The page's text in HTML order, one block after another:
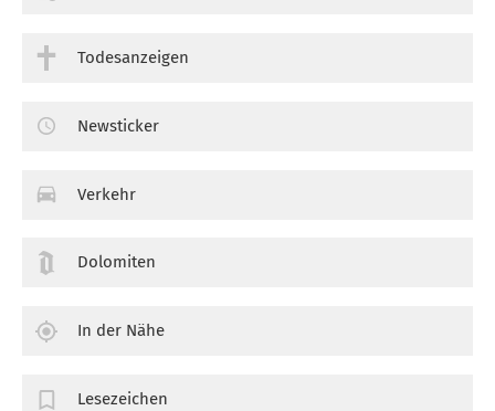
Todesanzeigen
Newsticker
Verkehr
Dolomiten
In der Nähe
Lesezeichen